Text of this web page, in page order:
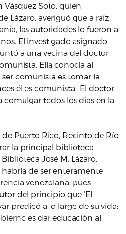
Vásquez Soto, quien
Lázaro, averiguó que a raíz
las autoridades lo fueron a
El investigado asignado
a una vecina del doctor
Ella conocía al
ser comunista es tomar la
él es comunista’. El doctor
comulgar todos los días en la
de Puerto Rico, Recinto de Río
la principal biblioteca
José M. Lázaro.
de ser enteramente
venezolana, pues
del principio que ‘El
predicó a lo largo de su vida:
es dar educación al